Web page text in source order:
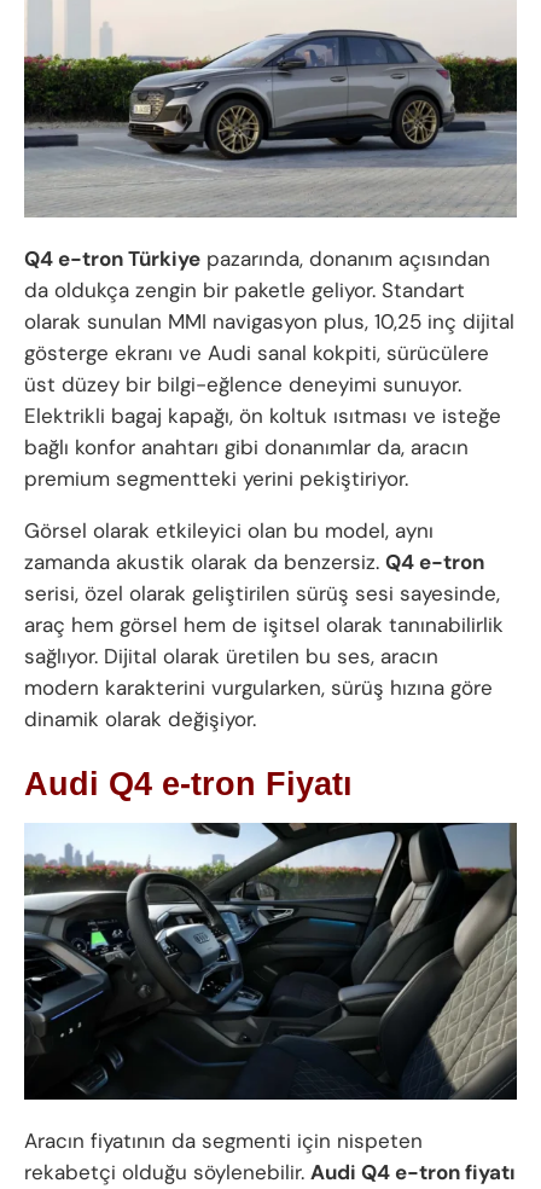
Q4 e-tron Türkiye pazarında, donanım açısından
da oldukça zengin bir paketle geliyor. Standart
olarak sunulan MMI navigasyon plus, 10,25 inç dijital
gösterge ekranı ve Audi sanal kokpiti, sürücülere
üst düzey bir bilgi-eğlence deneyimi sunuyor.
Elektrikli bagaj kapağı, ön koltuk ısıtması ve isteğe
bağlı konfor anahtarı gibi donanımlar da, aracın
premium segmentteki yerini pekiştiriyor.
Görsel olarak etkileyici olan bu model, aynı
zamanda akustik olarak da benzersiz. Q4 e-tron
serisi, özel olarak geliştirilen sürüş sesi sayesinde,
araç hem görsel hem de işitsel olarak tanınabilirlik
sağlıyor. Dijital olarak üretilen bu ses, aracın
modern karakterini vurgularken, sürüş hızına göre
dinamik olarak değişiyor.
Audi Q4 e-tron Fiyatı
Aracın fiyatının da segmenti için nispeten
rekabetçi olduğu söylenebilir. Audi Q4 e-tron fiyatı